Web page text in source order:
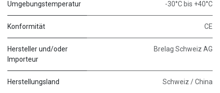
Umgebungstemperatur -30°C bis +40°C
Konformität CE
Hersteller und/oder
Importeur
Brelag Schweiz AG
Herstellungsland Schweiz / China